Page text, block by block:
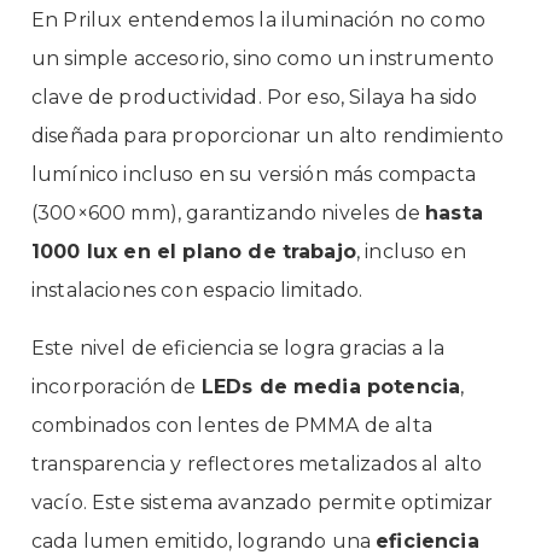
En Prilux entendemos la iluminación no como
un simple accesorio, sino como un instrumento
clave de productividad. Por eso, Silaya ha sido
diseñada para proporcionar un alto rendimiento
lumínico incluso en su versión más compacta
(300×600 mm), garantizando niveles de hasta
1000 lux en el plano de trabajo, incluso en
instalaciones con espacio limitado.
Este nivel de eficiencia se logra gracias a la
incorporación de LEDs de media potencia,
combinados con lentes de PMMA de alta
transparencia y reflectores metalizados al alto
vacío. Este sistema avanzado permite optimizar
cada lumen emitido, logrando una eficiencia